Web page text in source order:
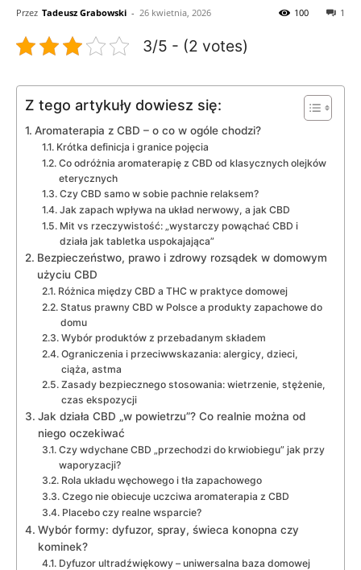
Przez Tadeusz Grabowski - 26 kwietnia, 2026 1
100
3/5 - (2 votes)
Z tego artykuły dowiesz się:
Aromaterapia z CBD – o co w ogóle chodzi?
Krótka definicja i granice pojęcia
Co odróżnia aromaterapię z CBD od klasycznych olejków
eterycznych
Czy CBD samo w sobie pachnie relaksem?
Jak zapach wpływa na układ nerwowy, a jak CBD
Mit vs rzeczywistość: „wystarczy powąchać CBD i
działa jak tabletka uspokajająca”
Bezpieczeństwo, prawo i zdrowy rozsądek w domowym
użyciu CBD
Różnica między CBD a THC w praktyce domowej
Status prawny CBD w Polsce a produkty zapachowe do
domu
Wybór produktów z przebadanym składem
Ograniczenia i przeciwwskazania: alergicy, dzieci,
ciąża, astma
Zasady bezpiecznego stosowania: wietrzenie, stężenie,
czas ekspozycji
Jak działa CBD „w powietrzu”? Co realnie można od
niego oczekiwać
Czy wdychane CBD „przechodzi do krwiobiegu” jak przy
waporyzacji?
Rola układu węchowego i tła zapachowego
Czego nie obiecuje uczciwa aromaterapia z CBD
Placebo czy realne wsparcie?
Wybór formy: dyfuzor, spray, świeca konopna czy
kominek?
Dyfuzor ultradźwiękowy – uniwersalna baza domowej